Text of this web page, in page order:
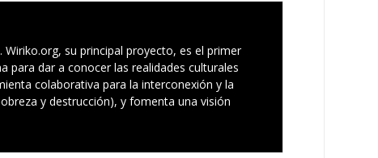
su principal proyecto, es el primer
para dar a conocer las realidades culturales
colaborativa para la interconexión y la
y destrucción), y fomenta una visión